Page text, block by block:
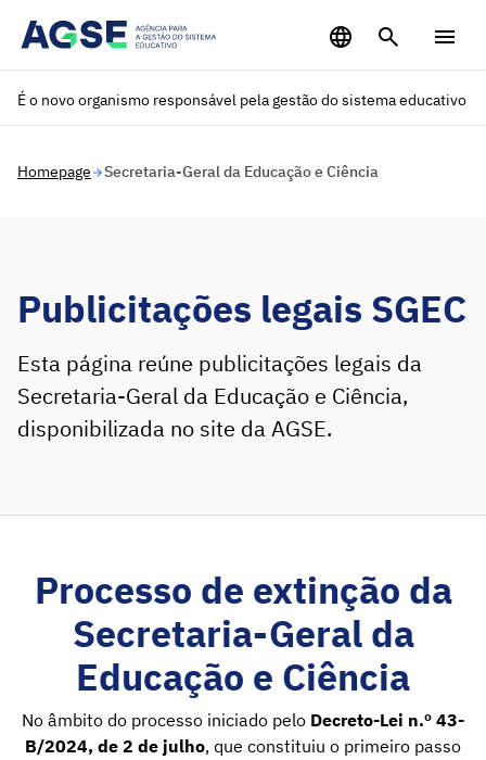
É o novo organismo responsável pela gestão do sistema educativo
Homepage Secretaria-Geral da Educação e Ciência
Publicitações legais SGEC
Esta página reúne publicitações legais da
Secretaria-Geral da Educação e Ciência,
disponibilizada no site da AGSE.
Processo de extinção da
Secretaria-Geral da
Educação e Ciência
No âmbito do processo iniciado pelo Decreto-Lei n.º 43-
B/2024, de 2 de julho, que constituiu o primeiro passo